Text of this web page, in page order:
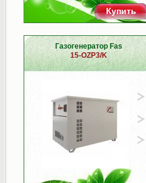
Купить
Газогенератор Fas
15-OZP3/K